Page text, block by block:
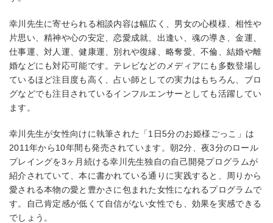
幸川先生に寄せられる相談内容は幅広く、男女の心模様、相性や
片思い、精神や心の安定、恋愛成就、出逢い、魂の導き、金運、
仕事運、対人運、健康運、別れや復縁、略奪愛、不倫、結婚や離
婚などにも対応可能です。テレビなどのメディアにも多数登場し
ているほど注目度も高く、占い師としての実力はもちろん、ブロ
グなどでも注目されているインフルエンサーとしても活躍してい
ます。
幸川先生が女性向けに執筆された「1日5分のお姫様ごっこ」は
2011年から10年間も発売されています。朝2分、夜3分のロール
プレイングを3ヶ月続ける幸川先生独自の自己開発プログラムが
紹介されていて、本に書かれている通りに実践すると、周りから
愛される本物の愛と豊かさに包まれた女性になれるプログラムで
す。自己肯定感が低くて自信がない女性でも、効果を実感できる
でしょう。